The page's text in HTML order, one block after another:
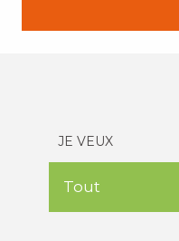
JE VEUX